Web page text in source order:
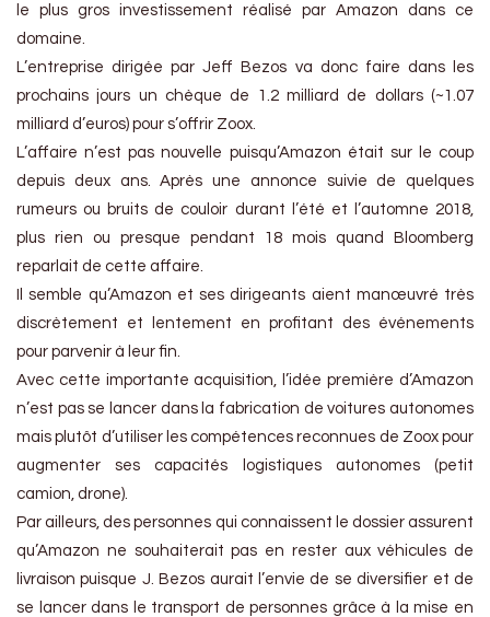
le plus gros investissement réalisé par Amazon dans ce
domaine.
L’entreprise dirigée par Jeff Bezos va donc faire dans les
prochains jours un chèque de 1.2 milliard de dollars (~1.07
milliard d’euros) pour s’offrir Zoox.
L’affaire n’est pas nouvelle puisqu’Amazon était sur le coup
depuis deux ans. Après une annonce suivie de quelques
rumeurs ou bruits de couloir durant l’été et l’automne 2018,
plus rien ou presque pendant 18 mois quand Bloomberg
reparlait de cette affaire.
Il semble qu’Amazon et ses dirigeants aient manœuvré très
discrètement et lentement en profitant des événements
pour parvenir à leur fin.
Avec cette importante acquisition, l’idée première d’Amazon
n’est pas se lancer dans la fabrication de voitures autonomes
mais plutôt d’utiliser les compétences reconnues de Zoox pour
augmenter ses capacités logistiques autonomes (petit
camion, drone).
Par ailleurs, des personnes qui connaissent le dossier assurent
qu’Amazon ne souhaiterait pas en rester aux véhicules de
livraison puisque J. Bezos aurait l’envie de se diversifier et de
se lancer dans le transport de personnes grâce à la mise en